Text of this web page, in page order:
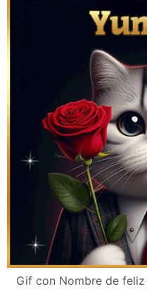
Gif con Nombre de feliz